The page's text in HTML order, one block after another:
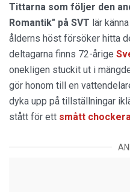
Tittarna som följer den
Romantik" på SVT lär
ålderns höst försöker hitta
deltagarna finns 72-årige
onekligen stuckit ut i
gör honom till en
dyka upp på tillställningar
stått för ett smått